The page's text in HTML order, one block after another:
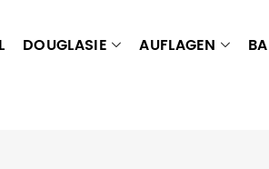
DOUGLASIE AUFLAGEN